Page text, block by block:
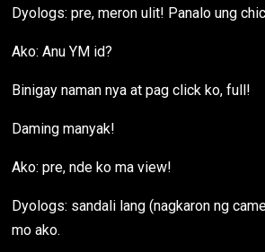
Dyologs: pre, meron ulit! Panalo ung
Ako: Anu YM id?
Binigay naman nya at pag click ko, full!
Daming manyak!
Ako: pre, nde ko ma view!
Dyologs: sandali lang (nagkaron ng
mo ako.